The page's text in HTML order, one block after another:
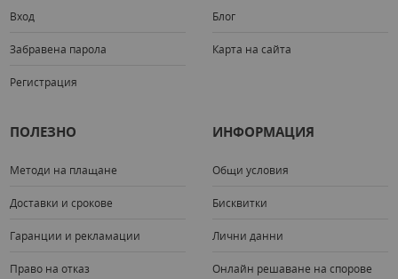
Вход
Забравена парола
Регистрация
Блог
Карта на сайта
ПОЛЕЗНО
Методи на плащане
Доставки и срокове
Гаранции и рекламации
Право на отказ
ИНФОРМАЦИЯ
Общи условия
Бисквитки
Лични данни
Онлайн решаване на спорове